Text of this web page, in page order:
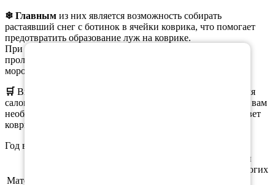
❄ Главным из них является возможность собирать
растаявший снег с ботинок в ячейки коврика, что помогает
предотвратить образование луж на коврике.
При этом, при вынимании коврика из салона, вода не
проливается, а коврики остаются эластичными даже при
морозе.
🛒 Вы можете
как полный комплект ковриков для
салона, так и отдельные коврики. При оформлении заказа вам
необходимо выбрать нужную комплектацию, материал, цвет
коврика и окантовки.
Год выпуска а/м: 2013, 2014, 2015, 2016, 2017, 2018, 2019
Материал
Этиленвинилацетат (ЭВА/ЕВА) - полимерный
материал, который зарекомендовал себя во многих